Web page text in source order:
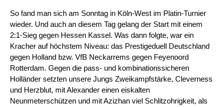
So fand man sich am Sonntag in Köln-West im Platin-Turnier
wieder. Und auch an diesem Tag gelang der Start mit einem
2:1-Sieg gegen Hessen Kassel. Was dann folgte, war ein
Kracher auf höchstem Niveau: das Prestigeduell Deutschland
gegen Holland bzw. VfB Neckarrems gegen Feyenoord
Rotterdam. Gegen die pass- und kombinationssicheren
Holländer setzten unsere Jungs Zweikampfstärke, Cleverness
und Herzblut, mit Alexander einen eiskalten
Neunmeterschützen und mit Azizhan viel Schlitzohrigkeit, als